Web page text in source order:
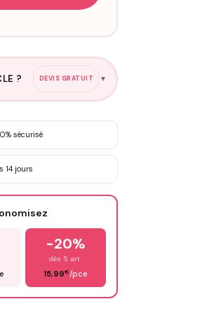
? DEVIS GRATUIT ▼
sécurisé
14 jours
-20%
dès 5 art.
15,99€/pce